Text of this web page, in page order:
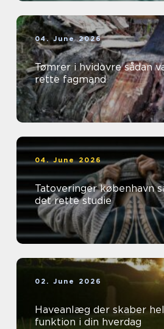
04. June 2026
Tømrer i hvidovre sådan vælger du den
rette fagmand
04. June 2026
Tatoveringer københavn sådan finder du
det rette studie
02. June 2026
Haveanlæg der skaber
funktion i din hverdag